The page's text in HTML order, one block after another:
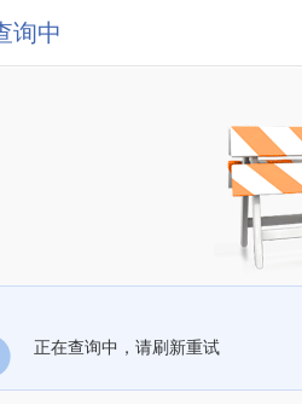
询中
正在查询中，请刷新重试